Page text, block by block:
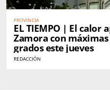
PROVINCIA
EL TIEMPO | El calor
Zamora con
grados este jueves
REDACCIÓN